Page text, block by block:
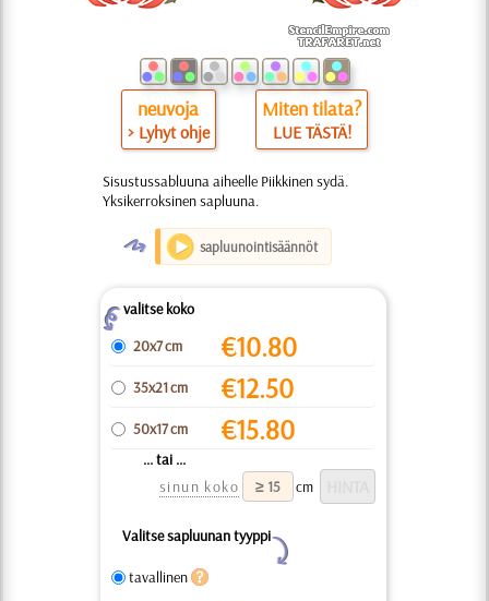
neuvoja
> Lyhyt ohje
Miten tilata?
LUE TÄSTÄ!
Sisustussabluuna aiheelle Piikkinen sydä.
Yksikerroksinen sapluuna.
O sapluunointisäännöt
Zvalitse koko
20x7 cm
€10.80
35x21 cm €12.50
50x17 cm €15.80
... tai ...
sinun koko
cm
Valitse sapluunan tyyppi
Y
tavallinen